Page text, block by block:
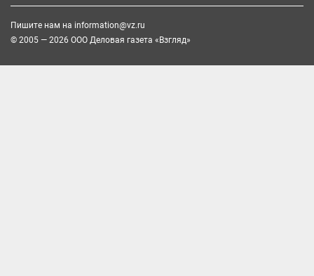
Пишите нам на information@vz.ru
© 2005 — 2026 ООО Деловая газета «Взгляд»